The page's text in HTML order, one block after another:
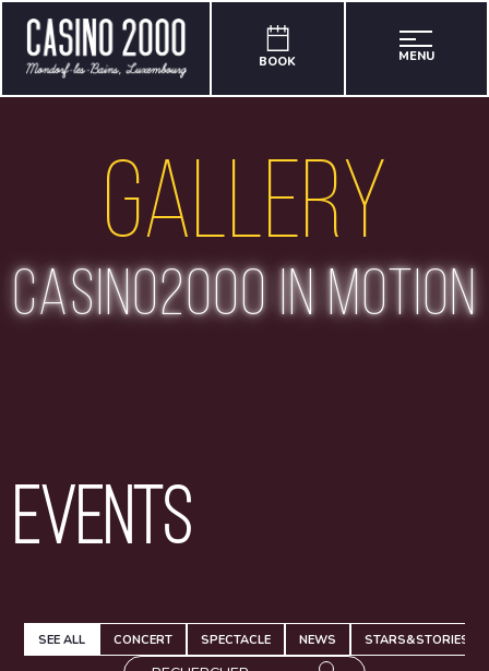
BOOK MENU
Gallery
casino2000 in motion
Events
SEE ALL CONCERT SPECTACLE NEWS STARS&STORIES